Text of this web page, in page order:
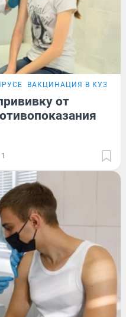
ВАКЦИНАЦИЯ В
от
1